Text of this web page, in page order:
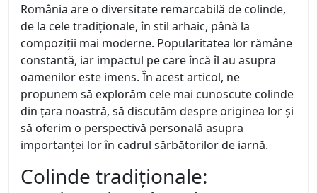
România are o diversitate remarcabilă de colinde,
de la cele tradiționale, în stil arhaic, până la
compoziții mai moderne. Popularitatea lor rămâne
constantă, iar impactul pe care încă îl au asupra
oamenilor este imens. În acest articol, ne
propunem să explorăm cele mai cunoscute colinde
din țara noastră, să discutăm despre originea lor și
să oferim o perspectivă personală asupra
importanței lor în cadrul sărbătorilor de iarnă.
Colinde tradiționale: